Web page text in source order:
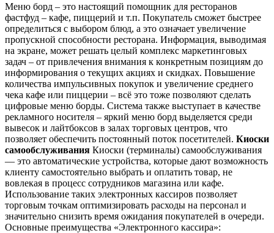
Меню борд – это настоящий помощник для ресторанов
фастфуд – кафе, пиццерий и т.п. Покупатель сможет быстрее
определиться с выбором блюд, а это означает увеличение
пропускной способности ресторана. Информация, выводимая
на экране, может решать целый комплекс маркетинговых
задач – от привлечения внимания к конкретным позициям до
информирования о текущих акциях и скидках. Повышение
количества импульсивных покупок и увеличение среднего
чека кафе или пиццерии – всё это тоже позволяют сделать
цифровые меню борды. Система также выступает в качестве
рекламного носителя – яркий меню борд выделяется среди
вывесок и лайтбоксов в залах торговых центров, что
позволяет обеспечить постоянный поток посетителей. Киоски
самообслуживания Киоски (терминалы) самообслуживания
— это автоматические устройства, которые дают возможность
клиенту самостоятельно выбрать и оплатить товар, не
вовлекая в процесс сотрудников магазина или кафе.
Использование таких электронных кассиров позволяет
торговым точкам оптимизировать расходы на персонал и
значительно снизить время ожидания покупателей в очереди.
Основные преимущества «Электронного кассира»: